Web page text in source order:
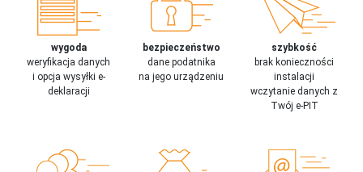
wygoda
weryfikacja danych
i opcja wysyłki e-
deklaracji
bezpieczeństwo
dane podatnika
na jego urządzeniu
szybkość
brak konieczności
instalacji
wczytanie danych z
Twój e-PIT